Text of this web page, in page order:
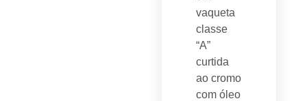
vaqueta
classe
“A”
curtida
ao cromo
com óleo